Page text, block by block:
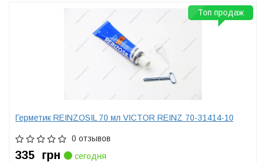
Герметик REINZOSIL 70 мл VICTOR REINZ 70-31414-10
0 отзывов
335 грн
сегодня
Топ продаж